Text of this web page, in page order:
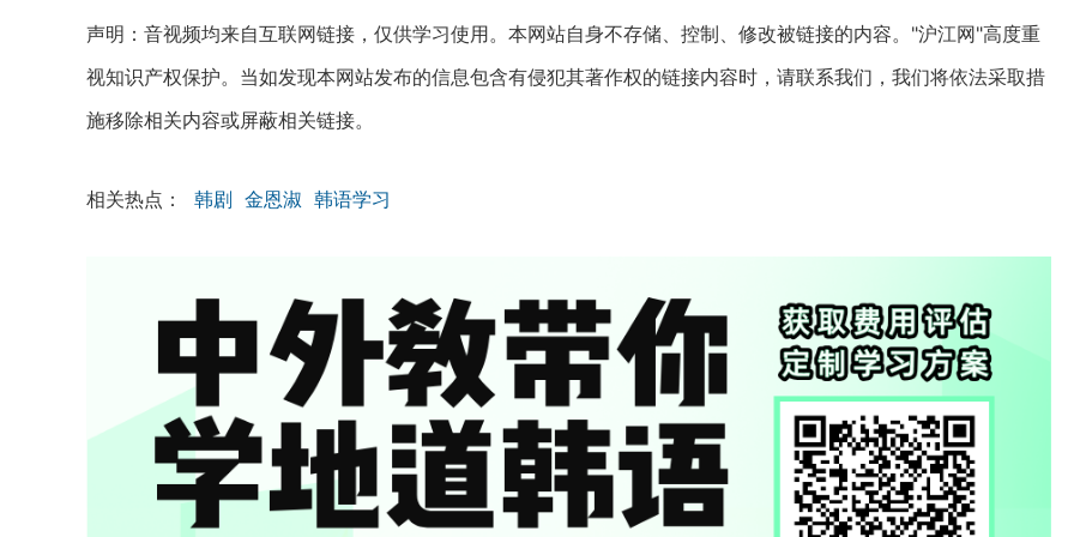
声明：音视频均来自互联网链接，仅供学习使用。本网站自身不存储、控制、修改被链接的内容。"沪江网"高度重
视知识产权保护。当如发现本网站发布的信息包含有侵犯其著作权的链接内容时，请联系我们，我们将依法采取措
施移除相关内容或屏蔽相关链接。
相关热点： 韩剧 金恩淑 韩语学习